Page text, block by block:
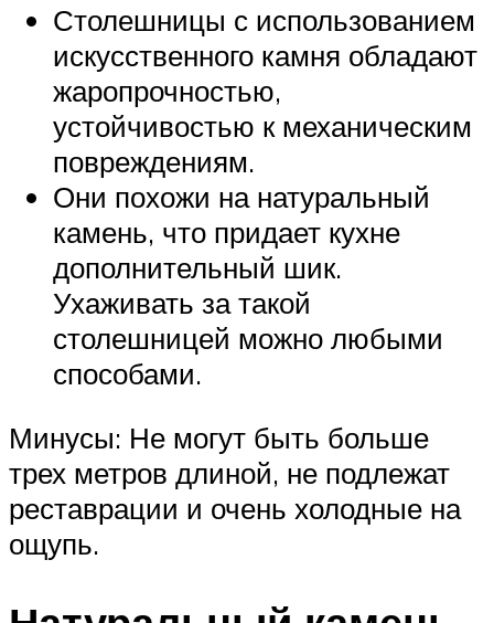
Столешницы с использованием
искусственного камня обладают
жаропрочностью,
устойчивостью к механическим
повреждениям.
Они похожи на натуральный
камень, что придает кухне
дополнительный шик.
Ухаживать за такой
столешницей можно любыми
способами.
Минусы: Не могут быть больше
трех метров длиной, не подлежат
реставрации и очень холодные на
ощупь.